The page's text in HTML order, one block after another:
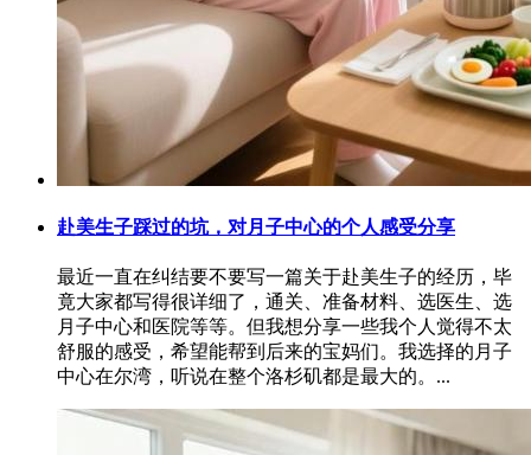
赴美生子踩过的坑，对月子中心的个人感受分享
最近一直在纠结要不要写一篇关于赴美生子的经历，毕
竟大家都写得很详细了，通关、准备材料、选医生、选
月子中心和医院等等。但我想分享一些我个人觉得不太
舒服的感受，希望能帮到后来的宝妈们。我选择的月子
中心在尔湾，听说在整个洛杉矶都是最大的。...